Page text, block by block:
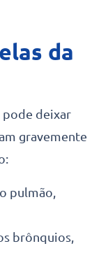
da
pode deixar
gravemente
pulmão,
brônquios,